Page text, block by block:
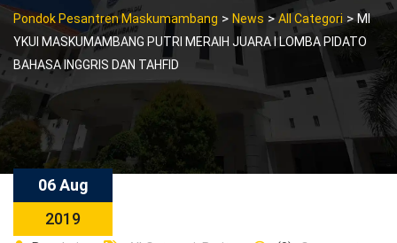
Pondok Pesantren Maskumambang > News >All Categori >MI
YKUI MASKUMAMBANG PUTRI MERAIH JUARA I LOMBA PIDATO
BAHASA INGGRIS DAN TAHFID
06 Aug
2019